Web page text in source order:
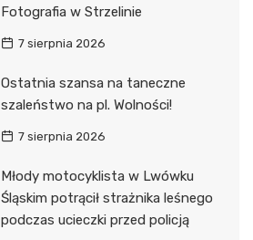
Fotografia w Strzelinie
7 sierpnia 2026
Ostatnia szansa na taneczne
szaleństwo na pl. Wolności!
7 sierpnia 2026
Młody motocyklista w Lwówku
Śląskim potrącił strażnika leśnego
podczas ucieczki przed policją